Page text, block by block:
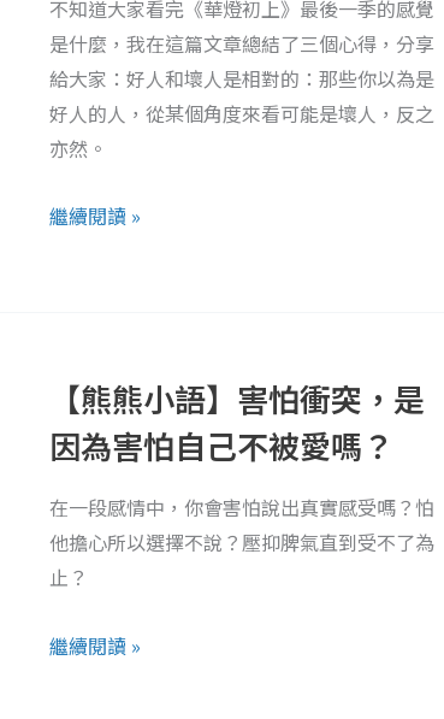
時
候
不知道大家看完《華燈初上》最後一季的感覺
是什麼，我在這篇文章總結了三個心得，分享
給大家：好人和壞人是相對的：那些你以為是
好人的人，從某個角度來看可能是壞人，反之
亦然。
時
你
的
一
句
話
推
懸
崖
繼續閱讀 »
【熊熊小語】害怕衝突，是
因為害怕自己不被愛嗎？
在一段感情中，你會害怕說出真實感受嗎？怕
他擔心所以選擇不說？壓抑脾氣直到受不了為
止？
語】
害
怕
衝
突，
因
繼續閱讀 »